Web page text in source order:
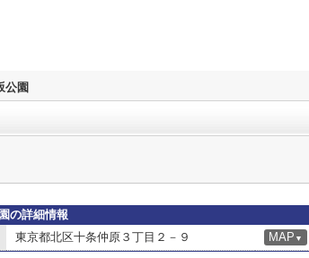
公園
の詳細情報
東京都北区十条仲原３丁目２－９ MAP ▼